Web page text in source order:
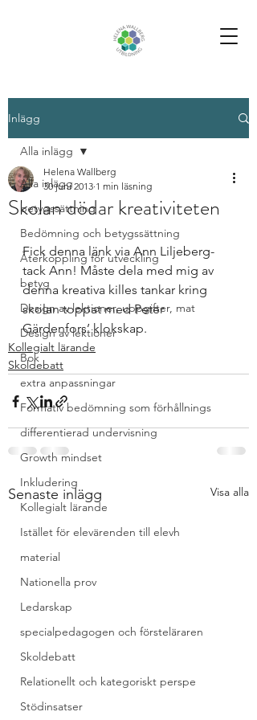
Inlägg
Alla inlägg
betygssättning
Bedömning och betygssättning
Återkoppling för utveckling
betyg
Design av lektioner, uppgifter, mat
Design av lektioner
Bok
extra anpassningar
Formativ bedömning som förhållnings
differentierad undervisning
Growth mindset
Inkludering
Kollegialt lärande
Istället för elevärenden till elevh
material
Nationella prov
Ledarskap
specialpedagogen och försteläraren
Skoldebatt
Relationellt och kategoriskt perspe
Stödinsatser
Alla inlägg
Skolan dödar kreativiteten
Helena Wallberg
30 juni 2013 1 min läsning
Fick denna länk via Ann Liljeberg-
tack Ann! Måste dela med mig av
denna kreativa killes tankar kring
skolan toppat med Peter
Gärdenfors’ klokskap.
Kollegialt lärande
Skoldebatt
Senaste inlägg Visa alla